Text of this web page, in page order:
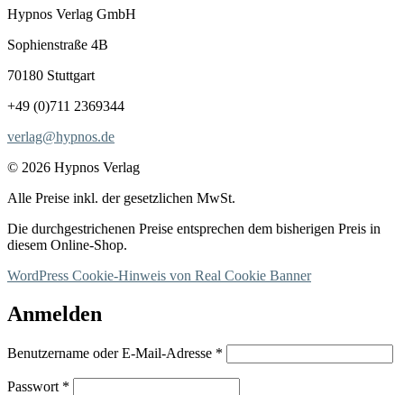
Hypnos Verlag GmbH
Sophienstraße 4B
70180 Stuttgart
+49 (0)711 2369344
verlag@hypnos.de
© 2026 Hypnos Verlag
Alle Preise inkl. der gesetzlichen MwSt.
Die durchgestrichenen Preise entsprechen dem bisherigen Preis in
diesem Online-Shop.
WordPress Cookie-Hinweis von Real Cookie Banner
Anmelden
Benutzername oder E-Mail-Adresse *
Passwort *